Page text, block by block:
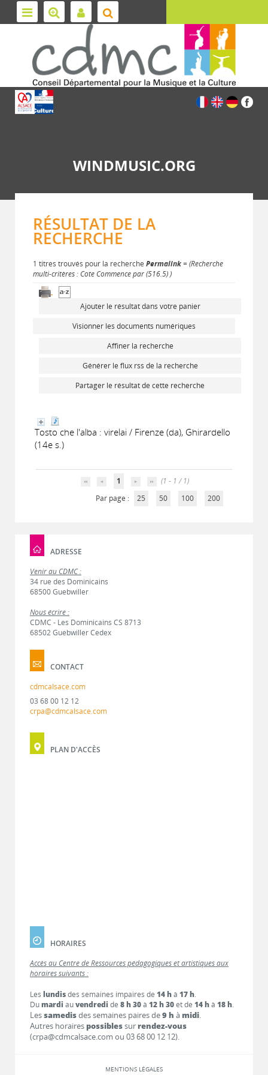
WINDMUSIC.ORG
RÉSULTAT DE LA
RECHERCHE
1 titres trouvés pour la recherche Permalink= (Recherche
multi-critères : Cote Commence par (516.5) )
Ajouter le résultat dans votre panier
Visionner les documents numériques
Affiner la recherche
Générer le flux rss de la recherche
Partager le résultat de cette recherche
Tosto che l'alba : virelai / Firenze (da), Ghirardello
(14e s.)
1
(1 - 1 / 1)
Par page :
25 50 100 200
ADRESSE
Venir au CDMC :
34 rue des Dominicains
68500 Guebwiller
Nous écrire :
CDMC - Les Dominicains CS 8713
68502 Guebwiller Cedex
CONTACT
cdmcalsace.com
03 68 00 12 12
crpa@cdmcalsace.com
PLAN D'ACCÈS
HORAIRES
Accès au Centre de Ressources pédagogiques et artistiques aux
horaires suivants :
Les lundisdes semaines impaires de 14 hà 17 h.
Dumardi auvendredi de 8 h 30à 12 h 30et de 14 hà 18 h.
Lessamedisdes semaines paires de9 h à midi.
Autres horaires possiblessur rendez-vous
(crpa@cdmcalsace.com ou 03 68 00 12 12).
MENTIONS LÉGALES